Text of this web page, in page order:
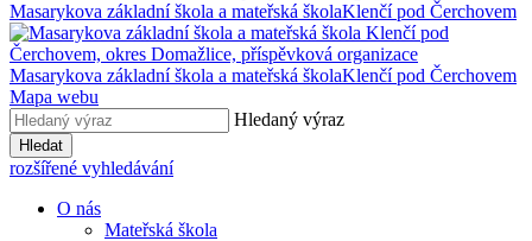
Masarykova základní škola a mateřská školaKlenčí pod Čerchovem
Masarykova základní škola a mateřská školaKlenčí pod Čerchovem
Mapa webu
Hledaný výraz
Hledat
rozšířené vyhledávání
O nás
Mateřská škola